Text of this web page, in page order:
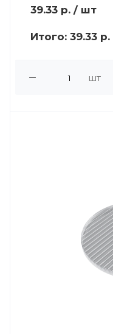
39.33 р. / шт
Итого: 39.33 р.
шт